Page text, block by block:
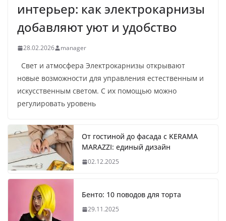
интерьер: как электрокарнизы
добавляют уют и удобство
28.02.2026 manager
Свет и атмосфера Электрокарнизы открывают
новые возможности для управления естественным и
искусственным светом. С их помощью можно
регулировать уровень
От гостиной до фасада с KERAMA
MARAZZI: единый дизайн
02.12.2025
Бенто: 10 поводов для торта
29.11.2025